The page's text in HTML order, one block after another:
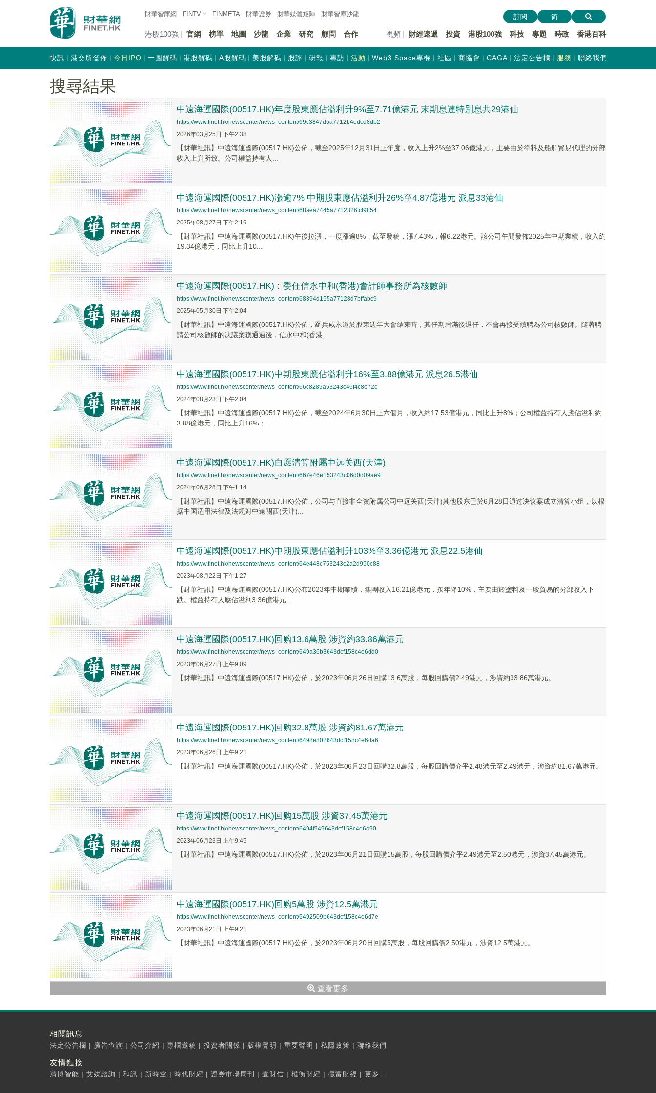
財華智庫網 FINTV FINMETA 財華證券 財華媒體矩陣 財華智庫沙龍
港股100強 官網 榜單 地圖 沙龍 企業 研究 顧問 合作 視頻 財經速遞 投資 港股100強 科技 專題 時政 香港百科
訂閱 简
快訊 港交所發佈 今日IPO 一圖解碼 港股解碼 A股解碼 美股解碼 股評 研報 專訪 活動 Web3 Space專欄 社區 商協會 CAGA 法定公告欄 服務 聯絡我們
搜尋結果
中遠海運國際(00517.HK)年度股東應佔溢利升9%至7.71億港元 末期息連特別息共29港仙
https://www.finet.hk/newscenter/news_content/69c3847d5a7712b4edcd8db2
2026年03月25日 下午2:38
​【財華社訊】中遠海運國際(00517.HK)公佈，截至2025年12月31日止年度，收入上升2%至37.06億港元，主要由於塗料及船舶貿易代理的分部
收入上升所致。公司權益持有人...
中遠海運國際(00517.HK)漲逾7% 中期股東應佔溢利升26%至4.87億港元 派息33港仙
https://www.finet.hk/newscenter/news_content/68aea7445a7712326fcf9854
2025年08月27日 下午2:19
【財華社訊】中遠海運國際(00517.HK)午後拉漲，一度漲逾8%，截至發稿，漲7.43%，報6.22港元。該公司午間發佈2025年中期業績，收入約
19.34億港元，同比上升10...
中遠海運國際(00517.HK)：委任信永中和(香港)會計師事務所為核數師
https://www.finet.hk/newscenter/news_content/68394d155a77128d7bffabc9
2025年05月30日 下午2:04
【財華社訊】中遠海運國際(00517.HK)公佈，羅兵咸永道於股東週年大會結束時，其任期屆滿後退任，不會再接受續聘為公司核數師。隨著聘
請公司核數師的決議案獲通過後，信永中和(香港...
中遠海運國際(00517.HK)中期股東應佔溢利升16%至3.88億港元 派息26.5港仙
https://www.finet.hk/newscenter/news_content/66c8289a53243c46f4c8e72c
2024年08月23日 下午2:04
【財華社訊】中遠海運國際(00517.HK)公佈，截至2024年6月30日止六個月，收入約17.53億港元，同比上升8%；公司權益持有人應佔溢利約
3.88億港元，同比上升16%；...
中遠海運國際(00517.HK)自愿清算附屬中远关西(天津)
https://www.finet.hk/newscenter/news_content/667e46e153243c06d0d09ae9
2024年06月28日 下午1:14
【財華社訊】中遠海運國際(00517.HK)公佈，公司与直接非全资附属公司中远关西(天津)其他股东已於6月28日通过决议案成立清算小组，以根
据中国适用法律及法规對中遠關西(天津)...
中遠海運國際(00517.HK)中期股東應佔溢利升103%至3.36億港元 派息22.5港仙
https://www.finet.hk/newscenter/news_content/64e448c753243c2a2d950c88
2023年08月22日 下午1:27
【財華社訊】中遠海運國際(00517.HK)公布2023年中期業績，集團收入16.21億港元，按年降10%，主要由於塗料及一般貿易的分部收入下
跌。權益持有人應佔溢利3.36億港元...
中遠海運國際(00517.HK)回购13.6萬股 涉資約33.86萬港元
https://www.finet.hk/newscenter/news_content/649a36b3643dcf158c4e6dd0
2023年06月27日 上午9:09
【財華社訊】中遠海運國際(00517.HK)公佈，於2023年06月26日回購13.6萬股，每股回購價2.49港元，涉資約33.86萬港元。
中遠海運國際(00517.HK)回购32.8萬股 涉資約81.67萬港元
https://www.finet.hk/newscenter/news_content/6498e802643dcf158c4e6da6
2023年06月26日 上午9:21
【財華社訊】中遠海運國際(00517.HK)公佈，於2023年06月23日回購32.8萬股，每股回購價介乎2.48港元至2.49港元，涉資約81.67萬港元。
中遠海運國際(00517.HK)回购15萬股 涉資37.45萬港元
https://www.finet.hk/newscenter/news_content/6494f949643dcf158c4e6d90
2023年06月23日 上午9:45
【財華社訊】中遠海運國際(00517.HK)公佈，於2023年06月21日回購15萬股，每股回購價介乎2.49港元至2.50港元，涉資37.45萬港元。
中遠海運國際(00517.HK)回购5萬股 涉資12.5萬港元
https://www.finet.hk/newscenter/news_content/6492509b643dcf158c4e6d7e
2023年06月21日 上午9:21
【財華社訊】中遠海運國際(00517.HK)公佈，於2023年06月20日回購5萬股，每股回購價2.50港元，涉資12.5萬港元。
查看更多
相關訊息
法定公告欄 | 廣告查詢 | 公司介紹 | 專欄邀稿 | 投資者關係 | 版權聲明 | 重要聲明 | 私隱政策 | 聯絡我們
友情鏈接
清博智能 | 艾媒諮詢 | 和訊 | 新時空 | 時代財經 | 證券市場周刊 | 壹財信 | 權衡財經 | 攬富財經 | 更多...